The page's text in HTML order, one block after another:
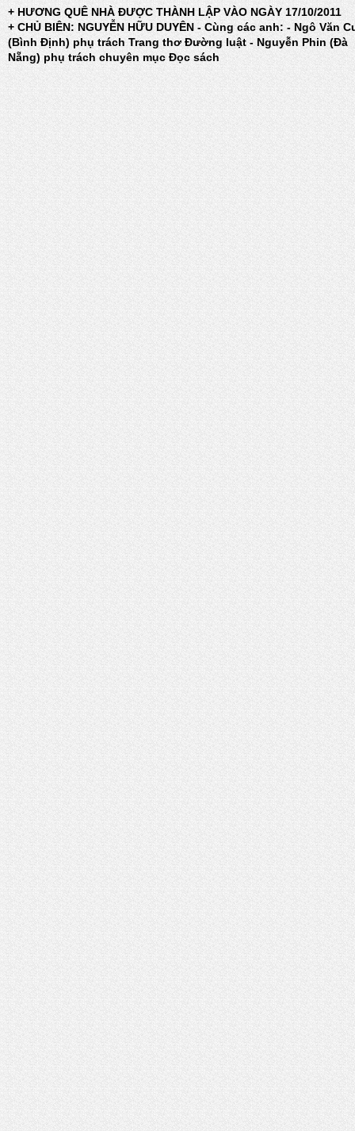
+ HƯƠNG QUÊ NHÀ ĐƯỢC THÀNH LẬP VÀO NGÀY 17/10/2011
+ CHỦ BIÊN: NGUYỄN HỮU DUYÊN - Cùng các anh: - Ngô Văn
(Bình Định) phụ trách Trang thơ Đường luật - Nguyễn Phin (Đà
Nẵng) phụ trách chuyên mục Đọc sách